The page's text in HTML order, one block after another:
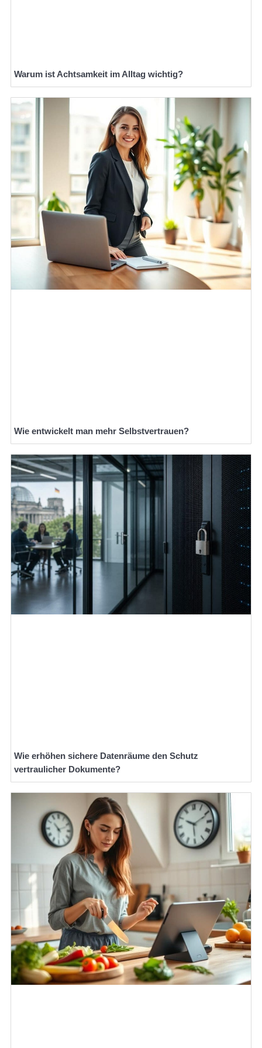
Warum ist Achtsamkeit im Alltag wichtig?
Wie entwickelt man mehr Selbstvertrauen?
Wie erhöhen sichere Datenräume den Schutz
vertraulicher Dokumente?